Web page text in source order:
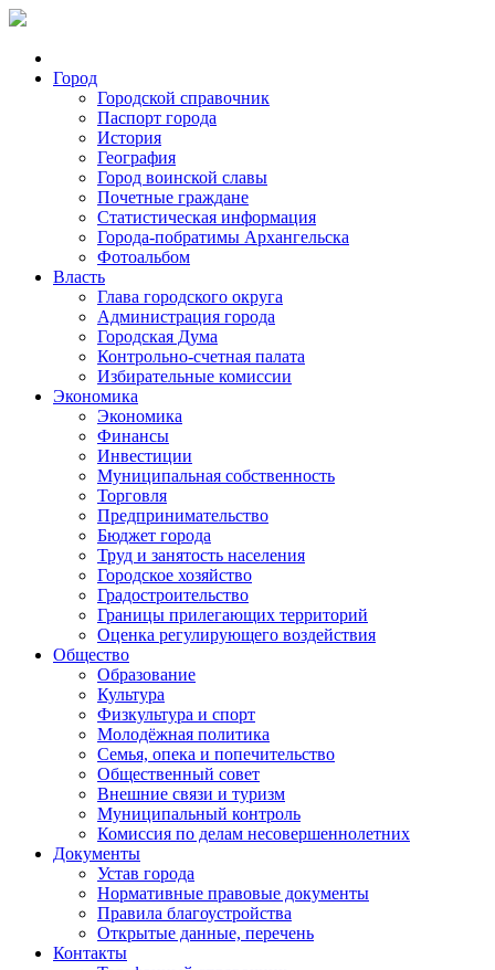
Город
Городской справочник
Паспорт города
История
География
Город воинской славы
Почетные граждане
Статистическая информация
Города-побратимы Архангельска
Фотоальбом
Власть
Глава городского округа
Администрация города
Городская Дума
Контрольно-счетная палата
Избирательные комиссии
Экономика
Экономика
Финансы
Инвестиции
Муниципальная собственность
Торговля
Предпринимательство
Бюджет города
Труд и занятость населения
Городское хозяйство
Градостроительство
Границы прилегающих территорий
Оценка регулирующего воздействия
Общество
Образование
Культура
Физкультура и спорт
Молодёжная политика
Семья, опека и попечительство
Общественный совет
Внешние связи и туризм
Муниципальный контроль
Комиссия по делам несовершеннолетних
Документы
Устав города
Нормативные правовые документы
Правила благоустройства
Открытые данные, перечень
Контакты